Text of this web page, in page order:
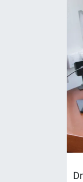
Bilim,
HABERDE